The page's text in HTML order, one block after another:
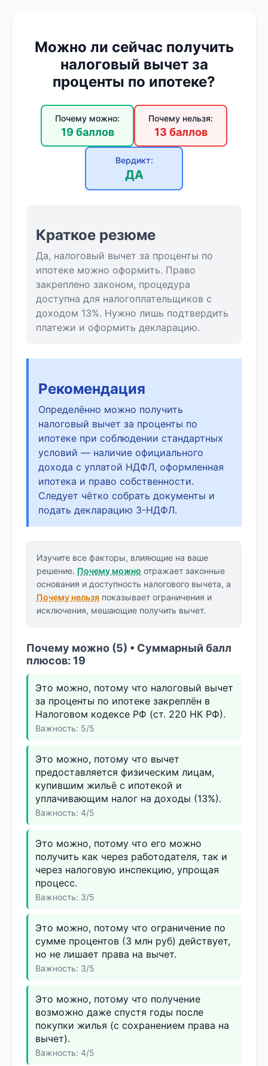
Можно ли сейчас получить
налоговый вычет за
проценты по ипотеке?
Почему можно:
19 баллов
Почему нельзя:
13 баллов
Вердикт:
ДА
Краткое резюме
Да, налоговый вычет за проценты по
ипотеке можно оформить. Право
закреплено законом, процедура
доступна для налогоплательщиков с
доходом 13%. Нужно лишь подтвердить
платежи и оформить декларацию.
Рекомендация
Определённо можно получить
налоговый вычет за проценты по
ипотеке при соблюдении стандартных
условий — наличие официального
дохода с уплатой НДФЛ, оформленная
ипотека и право собственности.
Следует чётко собрать документы и
подать декларацию 3-НДФЛ.
Изучите все факторы, влияющие на ваше
решение. Почему можно отражает законные
основания и доступность налогового вычета, а
Почему нельзя показывает ограничения и
исключения, мешающие получить вычет.
Почему можно (5) • Суммарный балл
плюсов: 19
Это можно, потому что налоговый вычет
за проценты по ипотеке закреплён в
Налоговом кодексе РФ (ст. 220 НК РФ).
Важность: 5/5
Это можно, потому что вычет
предоставляется физическим лицам,
купившим жильё с ипотекой и
уплачивающим налог на доходы (13%).
Важность: 4/5
Это можно, потому что его можно
получить как через работодателя, так и
через налоговую инспекцию, упрощая
процесс.
Важность: 3/5
Это можно, потому что ограничение по
сумме процентов (3 млн руб) действует,
но не лишает права на вычет.
Важность: 3/5
Это можно, потому что получение
возможно даже спустя годы после
покупки жилья (с сохранением права на
вычет).
Важность: 4/5